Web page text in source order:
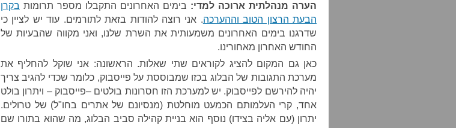
הערה מנהלתית ארוכה למדי: בימים האחרונים התקבלו מספר תרומות בקרן
הבעת הרצון הטוב וההערכה. אני רוצה להודות בזאת לתורמים. עוד יש לציין כי
שדרגנו בימים האחרונים משמעותית את השרת שלנו, ואני מקווה שהבעיות של
החודש האחרון מאחורינו.
כאן גם המקום להציג לקוראים שתי שאלות. הראשונה: אני שוקל להחליף את
מערכת התגובות של הבלוג בכזו שמבוססת על פייסבוק, כלומר שכדי להגיב צריך
יהיה להירשם לפייסבוק. יש למערכת הזו חסרונות בולטים –פייסבוק – ויתרון בולט
אחד, קרי העלמותם הכמעט מוחלטת (מנסיונם של אתרים בחו"ל) של טרולים.
יתרון (עם אליה בצידו) נוסף הוא בניית קהילה סביב הבלוג, מה שהוא בתורו שם